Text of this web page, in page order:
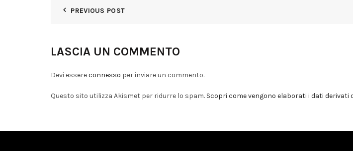
PREVIOUS POST
LASCIA UN COMMENTO
Devi essereconnesso per inviare un commento.
Questo sito utilizza Akismet per ridurre lo spam. Scopri come vengono elaborati i dati derivati